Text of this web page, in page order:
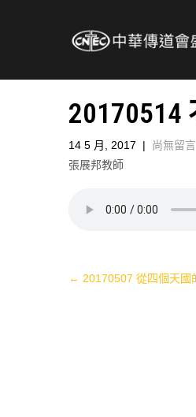
20170514
14 5 月, 2017 | 尚無留言
張展邦教師
Post
← 20170507 從四個天國